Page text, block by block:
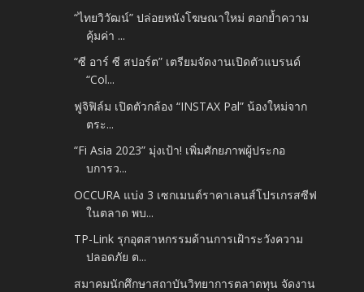
“ไทยวิวัฒน์” ปล่อยหนังโฆษณาใหม่ ตอกย้ำความ
คุ้มค่า ...
“ซี อาร์ ซี สปอร์ต” เตรียมจัดงานเปิดตัวแบรนด์
“Col...
ฟูจิฟิล์ม เปิดตัวกล้อง “INSTAX Pal” น้องใหม่จาก
ตระ...
“Fi Asia 2023” มุ่งเป้า! เพิ่มศักยภาพผู้ประกอ
บการว...
OCCURA แบ่ง 3 เซกเมนต์ราคาเลนส์โปรเกรสซีฟ
ในตลาด พบ...
TP-Link รุกอุตสาหกรรมด้านการเฝ้าระวังความ
ปลอดภัย ต...
สมาคมนักศึกษาสถาบันวิทยาการตลาดทุน จัดงาน